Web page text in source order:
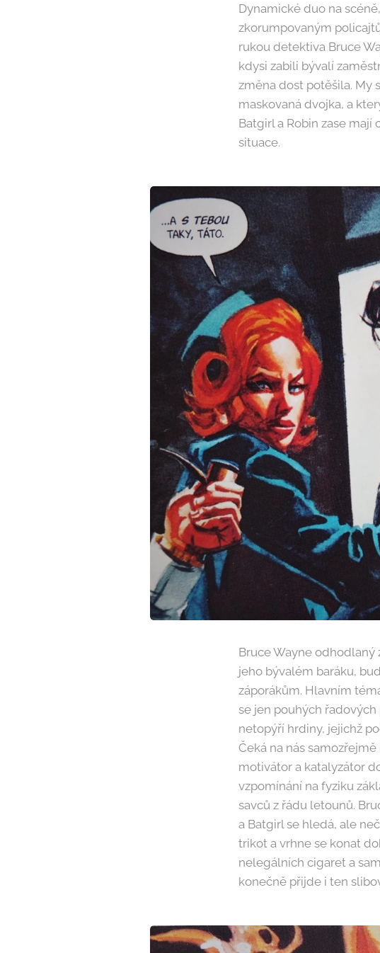
Dynamické duo na
zkorumpovaným
rukou detektiva Bruce
kdysi zabili bývalí
změna dost potěšila. My
maskovaná dvojka, a
Batgirl a Robin zase
situace.
Bruce Wayne
jeho bývalém baráku,
záporákům. Hlavním
se jen pouhých
netopýří hrdiny, jejichž
Čeká na nás
motivátor a katalyzátor
vzpomínání na fyziku
savců z řádu letounů.
a Batgirl se hledá, ale
trikot a vrhne se konat
nelegálních cigaret a
konečně přijde i ten